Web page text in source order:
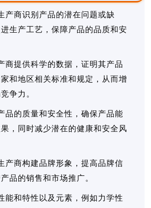
产商识别产品的潜在问题或缺
生产工艺，保障产品的品质和安
商提供科学的数据，证明其产品
和地区相关标准和规定，从而增
争力。
品的质量和安全性，确保产品能
，同时减少潜在的健康和安全风
产商构建品牌形象，提高品牌信
品的销售和市场推广。
能和特性以及元素，例如力学性